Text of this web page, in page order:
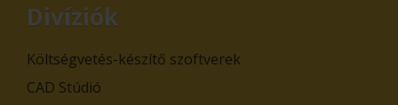
Divíziók
Költségvetés-készítő szoftverek
CAD Stúdió